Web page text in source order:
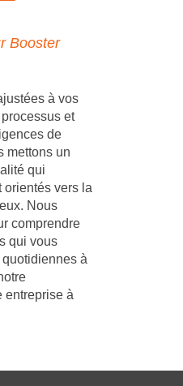
Booster
à vos
et
de
mettons un
qui
orientés vers la
Nous
comprendre
qui vous
à
entreprise à